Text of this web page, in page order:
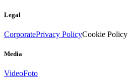
Legal
CorporatePrivacy PolicyCookie Policy
Media
VideoFoto